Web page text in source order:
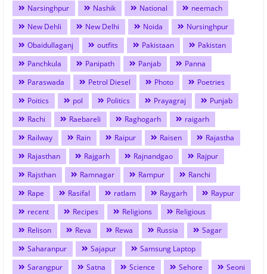
Narsinghpur
Nashik National
neemach
New Dehli
New Delhi Noida
Nursinghpur
Obaidullaganj
outfits Pakistaan
Pakistan
Panchkula
Panipath Panjab
Panna
Paraswada
Petrol Diesel Photo
Poetries
Poitics
pol Politics Prayagraj
Punjab
Rachi
Raebareli Raghogarh
raigarh
Railway
Rain Raipur Raisen
Rajastha
Rajasthan
Rajgarh Rajnandgao
Rajpur
Rajsthan
Ramnagar Rampur
Ranchi
Rape
Rasifal ratlam Raygarh
Raypur
recent
Recipes Religions
Religious
Relison
Reva Rewa Russia
Sagar
Saharanpur
Sajapur
Samsung Laptop
Sarangpur
Satna Science Sehore
Seoni